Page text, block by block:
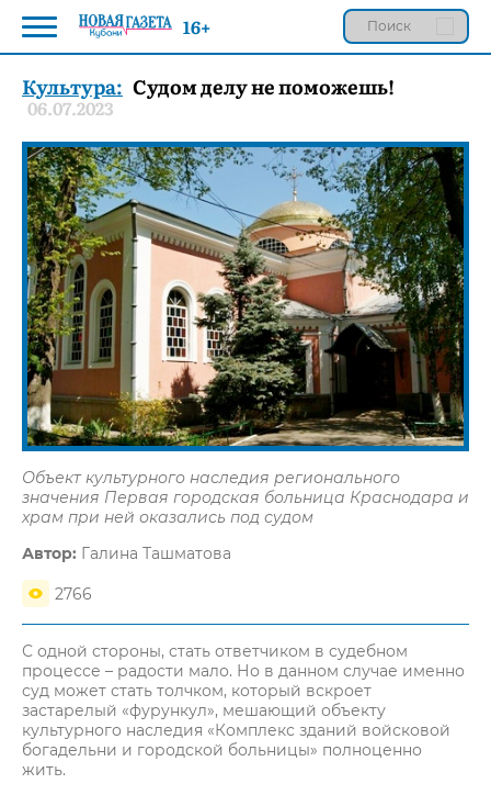
Культура: Судом делу не поможешь!
06.07.2023
Объект культурного наследия регионального
значения Первая городская больница Краснодара и
храм при ней оказались под судом
Автор: Галина Ташматова
2766
С одной стороны, стать ответчиком в судебном
процессе – радости мало. Но в данном случае именно
суд может стать толчком, который вскроет
застарелый «фурункул», мешающий объекту
культурного наследия «Комплекс зданий войсковой
богадельни и городской больницы» полноценно
жить.
16+